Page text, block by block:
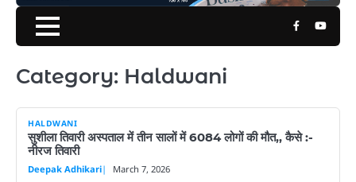
Facebook
Category: Haldwani
HALDWANI
सुशीला तिवारी अस्पताल में तीन सालों में 6084 लोगों की मौत,, कैसे :-
नीरज तिवारी
Deepak Adhikari March 7, 2026